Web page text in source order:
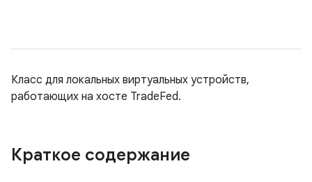
Класс для локальных виртуальных устройств,
работающих на хосте TradeFed.
Краткое содержание